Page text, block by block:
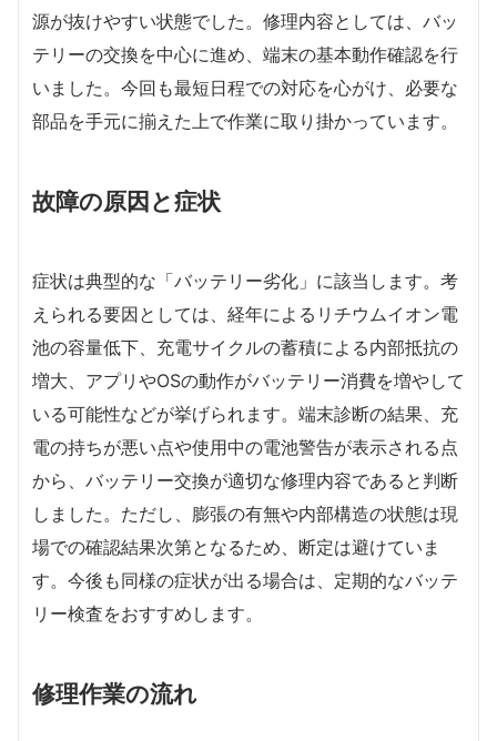
源が抜けやすい状態でした。修理内容としては、バッ
テリーの交換を中心に進め、端末の基本動作確認を行
いました。今回も最短日程での対応を心がけ、必要な
部品を手元に揃えた上で作業に取り掛かっています。
故障の原因と症状
症状は典型的な「バッテリー劣化」に該当します。考
えられる要因としては、経年によるリチウムイオン電
池の容量低下、充電サイクルの蓄積による内部抵抗の
増大、アプリやOSの動作がバッテリー消費を増やして
いる可能性などが挙げられます。端末診断の結果、充
電の持ちが悪い点や使用中の電池警告が表示される点
から、バッテリー交換が適切な修理内容であると判断
しました。ただし、膨張の有無や内部構造の状態は現
場での確認結果次第となるため、断定は避けていま
す。今後も同様の症状が出る場合は、定期的なバッテ
リー検査をおすすめします。
修理作業の流れ